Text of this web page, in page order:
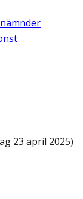
23 april 2025)